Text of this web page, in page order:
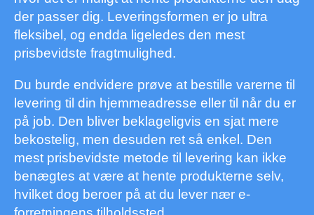
der passer dig. Leveringsformen er jo ultra
fleksibel, og endda ligeledes den mest
prisbevidste fragtmulighed.
Du burde endvidere prøve at bestille varerne til
levering til din hjemmeadresse eller til når du er
på job. Den bliver beklageligvis en sjat mere
bekostelig, men desuden ret så enkel. Den
mest prisbevidste metode til levering kan ikke
benægtes at være at hente produkterne selv,
hvilket dog beroer på at du lever nær e-